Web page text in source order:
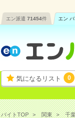
エン派遣 71454件 エン バ
気になるリスト 0
バイトTOP 関東 千